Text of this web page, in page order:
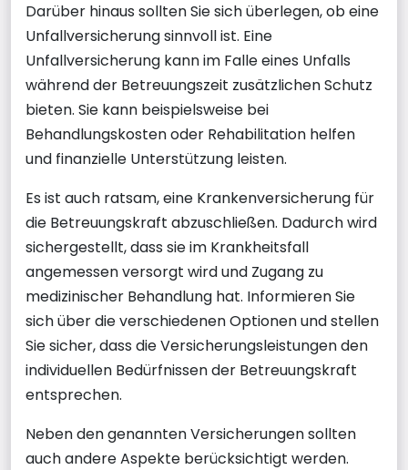
Darüber hinaus sollten Sie sich überlegen, ob eine
Unfallversicherung sinnvoll ist. Eine
Unfallversicherung kann im Falle eines Unfalls
während der Betreuungszeit zusätzlichen Schutz
bieten. Sie kann beispielsweise bei
Behandlungskosten oder Rehabilitation helfen
und finanzielle Unterstützung leisten.
Es ist auch ratsam, eine Krankenversicherung für
die Betreuungskraft abzuschließen. Dadurch wird
sichergestellt, dass sie im Krankheitsfall
angemessen versorgt wird und Zugang zu
medizinischer Behandlung hat. Informieren Sie
sich über die verschiedenen Optionen und stellen
Sie sicher, dass die Versicherungsleistungen den
individuellen Bedürfnissen der Betreuungskraft
entsprechen.
Neben den genannten Versicherungen sollten
auch andere Aspekte berücksichtigt werden.